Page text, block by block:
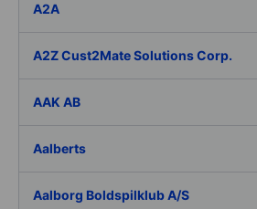
A2A
A2Z Cust2Mate Solutions Corp.
AAK AB
Aalberts
Aalborg Boldspilklub A/S